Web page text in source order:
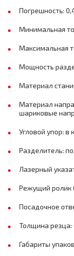
Погрешность:
Минимальная
Максимальная
Мощность
Материал
Материал
шариковые
Угловой упор: в
Разделитель:
Лазерный
Режущий ролик
Посадочное
Толщина резца:
Габариты